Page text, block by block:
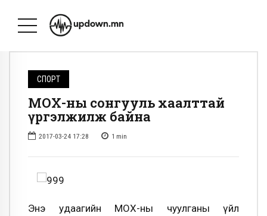
СПОРТ
МҮОХ-ны сонгууль хаалттай
үргэлжилж байна
2017-03-24 17:28 1 min
Энэ удаагийн МҮОХ-ны чуулганы үйл